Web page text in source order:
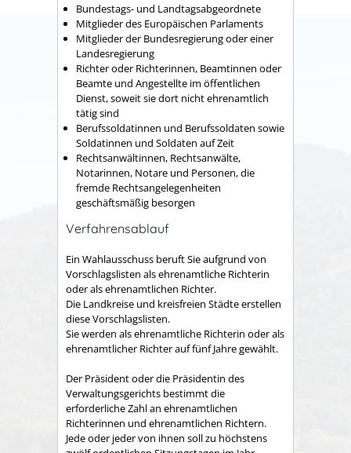
Bundestags- und Landtagsabgeordnete
Mitglieder des Europäischen Parlaments
Mitglieder der Bundesregierung oder einer
Landesregierung
Richter oder Richterinnen, Beamtinnen oder
Beamte und Angestellte im öffentlichen
Dienst, soweit sie dort nicht ehrenamtlich
tätig sind
Berufssoldatinnen und Berufssoldaten sowie
Soldatinnen und Soldaten auf Zeit
Rechtsanwältinnen, Rechtsanwälte,
Notarinnen, Notare und Personen, die
fremde Rechtsangelegenheiten
geschäftsmäßig besorgen
Verfahrensablauf
Ein Wahlausschuss beruft Sie aufgrund von
Vorschlagslisten als ehrenamtliche Richterin
oder als ehrenamtlichen Richter.
Die Landkreise und kreisfreien Städte erstellen
diese Vorschlagslisten.
Sie werden als ehrenamtliche Richterin oder als
ehrenamtlicher Richter auf fünf Jahre gewählt.
Der Präsident oder die Präsidentin des
Verwaltungsgerichts bestimmt die
erforderliche Zahl an ehrenamtlichen
Richterinnen und ehrenamtlichen Richtern.
Jede oder jeder von ihnen soll zu höchstens